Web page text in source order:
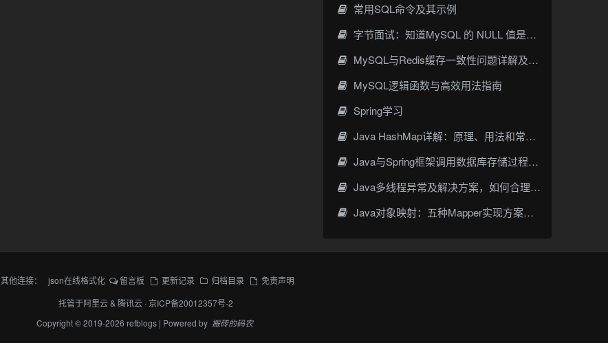
常用SQL命令及其示例
字节面试：知道MySQL 的 NULL 值是怎么存放的吗？
MySQL与Redis缓存一致性问题详解及解决方案
MySQL逻辑函数与高效用法指南
Spring学习
Java HashMap详解：原理、用法和常见应用场景
Java与Spring框架调用数据库存储过程与函数的完整指南
Java多线程异常及解决方案，如何合理控制线程数
Java对象映射：五种Mapper实现方案对比与实践指南
其他连接： json在线格式化 留言板 更新记录 归档目录
免责声明
托管于阿里云& 腾讯云 ·京ICP备20012357号-2
Copyright © 2019-2026 refblogs | Powered by 搬砖的码农